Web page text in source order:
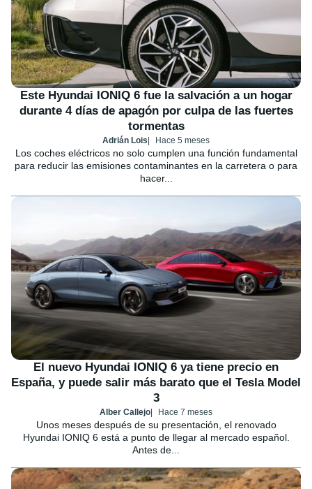
Este Hyundai IONIQ 6 fue la salvación a un hogar
durante 4 días de apagón por culpa de las fuertes
tormentas
Adrián Lois Hace 5 meses
Los coches eléctricos no solo cumplen una función fundamental
para reducir las emisiones contaminantes en la carretera o para
hacer...
El nuevo Hyundai IONIQ 6 ya tiene precio en
España, y puede salir más barato que el Tesla Model
3
Alber Callejo Hace 7 meses
Unos meses después de su presentación, el renovado
Hyundai IONIQ 6 está a punto de llegar al mercado español.
Antes de...